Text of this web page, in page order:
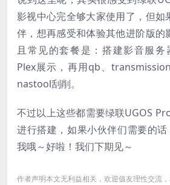
影视中心完全够大家使用了，但如
伴，想再感受和体验其他进阶版的
且常见的套餐是：搭建影音服务
Plex展示，再用qb、
nastool刮削。
不过以上这些都需要绿联UGOS
进行搭建，如果小伙伴们需要的
我哦～好啦！我们下期见～
作者声明本文无利益相关，欢迎值友理性交流